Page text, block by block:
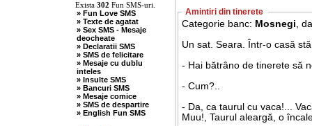
» Umor Negru
» Vanatori
Exista 302 Fun SMS-uri.
» Fun Love SMS
» Texte de agatat
» Sex SMS - Mesaje
deocheate
» Declaratii SMS
» SMS de felicitare
» Mesaje cu dublu
inteles
» Insulte SMS
» Bancuri SMS
» Mesaje comice
» SMS de despartire
» English Fun SMS
Amintiri din tinerete
Categorie banc: Mosnegi,
Un sat. Seara. Într-o casă
- Hai bătrâno de tinerete să
- Cum?..
- Da, ca taurul cu vaca!... Vaca ? într-
Muu!, Taurul aleargă, o